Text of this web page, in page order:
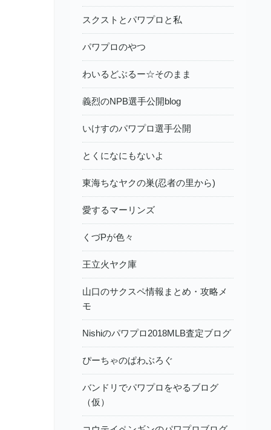
スクストとパワプロと私
パワプロのやつ
わいるどぶるー☆そのまま
義烈のNPB選手公開blog
いけすのパワプロ選手公開
とくになにもないよ
東海ちなヤクの巣(忍者の里から)
愛するマーリンズ
くづPが色々
王立火ヤク庫
山口のサクスペ情報まとめ・攻略メ
モ
Nishiのパワプロ2018MLB査定ブログ
ぴーちゃのぱわぶろぐ
バンドリでパワプロをやるブログ
（仮）